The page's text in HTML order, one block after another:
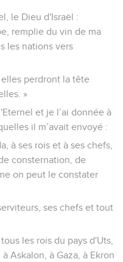
le Dieu d'Israël :
remplie du vin de ma
les nations vers
perdront la tête
»
et je l’ai donnée à
il m’avait envoyé :
à ses rois et à ses chefs,
consternation, de
on peut le constater
ses chefs et tout
les rois du pays d'Uts,
Askalon, à Gaza, à Ekron